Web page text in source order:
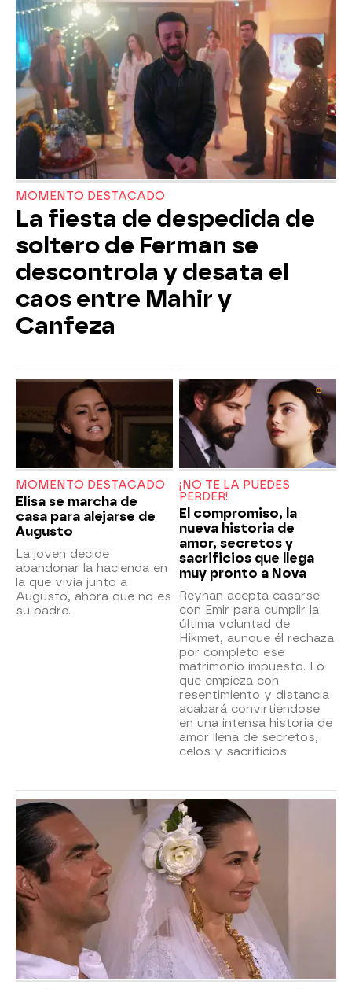
MOMENTO DESTACADO
La fiesta de despedida de
soltero de Ferman se
descontrola y desata el
caos entre Mahir y
Canfeza
MOMENTO DESTACADO
Elisa se marcha de
casa para alejarse de
Augusto
La joven decide
abandonar la hacienda en
la que vivía junto a
Augusto, ahora que no es
su padre.
¡NO TE LA PUEDES
PERDER!
El compromiso, la
nueva historia de
amor, secretos y
sacrificios que llega
muy pronto a Nova
Reyhan acepta casarse
con Emir para cumplir la
última voluntad de
Hikmet, aunque él rechaza
por completo ese
matrimonio impuesto. Lo
que empieza con
resentimiento y distancia
acabará convirtiéndose
en una intensa historia de
amor llena de secretos,
celos y sacrificios.